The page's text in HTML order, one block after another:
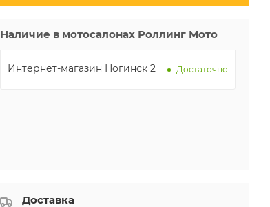
Наличие в мотосалонах Роллинг Мото
Интернет-магазин Ногинск 2 Достаточно
Доставка